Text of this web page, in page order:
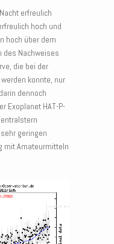
erfreulich
hoch und
hoch über dem
des Nachweises
die bei der
konnte, nur
dennoch
Exoplanet HAT-P-
geringen
mit Amateurmitteln